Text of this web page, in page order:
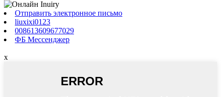
Отправить электронное письмо
liuxixi0123
008613609677029
ФБ Мессенджер
x